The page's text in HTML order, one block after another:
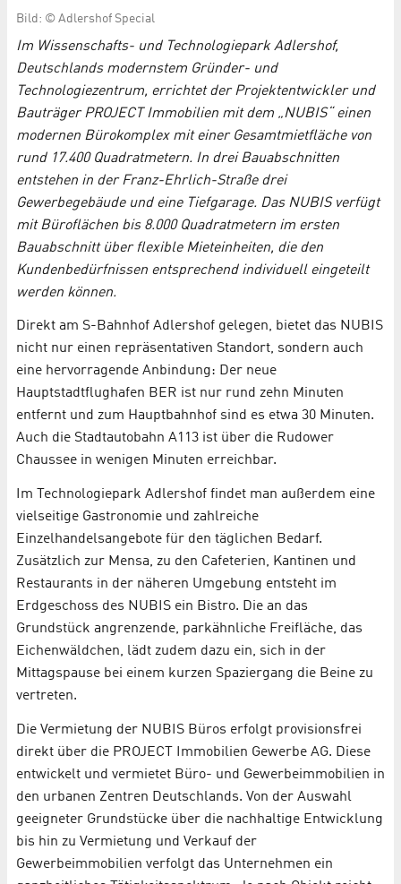
Bild: © Adlershof Special
Im Wissenschafts- und Technologiepark Adlershof,
Deutschlands modernstem Gründer- und
Technologiezentrum, errichtet der Projektentwickler und
Bauträger PROJECT Immobilien mit dem „NUBIS“ einen
modernen Bürokomplex mit einer Gesamtmietfläche von
rund 17.400 Quadratmetern. In drei Bauabschnitten
entstehen in der Franz-Ehrlich-Straße drei
Gewerbegebäude und eine Tiefgarage. Das NUBIS verfügt
mit Büroflächen bis 8.000 Quadratmetern im ersten
Bauabschnitt über flexible Mieteinheiten, die den
Kundenbedürfnissen entsprechend individuell eingeteilt
werden können.
Direkt am S-Bahnhof Adlershof gelegen, bietet das NUBIS
nicht nur einen repräsentativen Standort, sondern auch
eine hervorragende Anbindung: Der neue
Hauptstadtflughafen BER ist nur rund zehn Minuten
entfernt und zum Hauptbahnhof sind es etwa 30 Minuten.
Auch die Stadtautobahn A113 ist über die Rudower
Chaussee in wenigen Minuten erreichbar.
Im Technologiepark Adlershof findet man außerdem eine
vielseitige Gastronomie und zahlreiche
Einzelhandelsangebote für den täglichen Bedarf.
Zusätzlich zur Mensa, zu den Cafeterien, Kantinen und
Restaurants in der näheren Umgebung entsteht im
Erdgeschoss des NUBIS ein Bistro. Die an das
Grundstück angrenzende, parkähnliche Freifläche, das
Eichenwäldchen, lädt zudem dazu ein, sich in der
Mittagspause bei einem kurzen Spaziergang die Beine zu
vertreten.
Die Vermietung der NUBIS Büros erfolgt provisionsfrei
direkt über die PROJECT Immobilien Gewerbe AG. Diese
entwickelt und vermietet Büro- und Gewerbeimmobilien in
den urbanen Zentren Deutschlands. Von der Auswahl
geeigneter Grundstücke über die nachhaltige Entwicklung
bis hin zu Vermietung und Verkauf der
Gewerbeimmobilien verfolgt das Unternehmen ein